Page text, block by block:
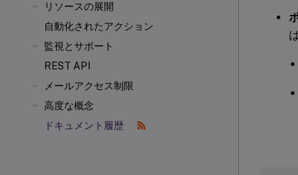
リソースの展開
自動化されたアクション
監視とサポート
REST API
メールアクセス制限
高度な概念
ドキュメント履歴